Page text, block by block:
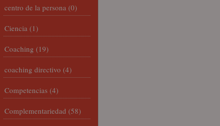
centro de la persona (0)
Ciencia (1)
Coaching (19)
coaching directivo (4)
Competencias (4)
Complementariedad (58)